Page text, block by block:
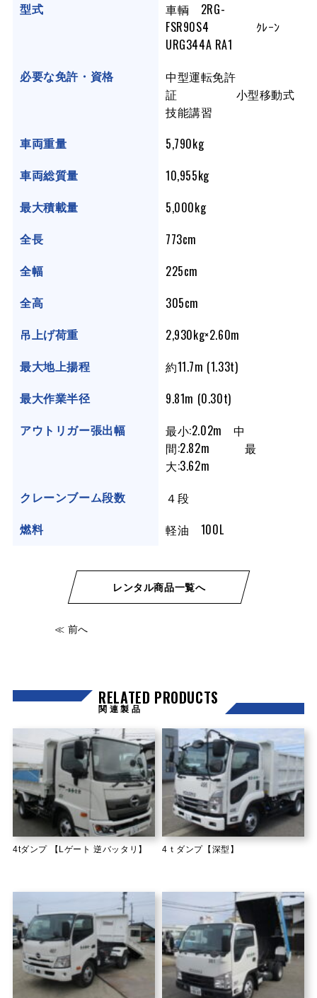
型式
車輌 2RG-
FSR90S4 ｸﾚｰﾝ
URG344A RA1
必要な免許・資格
中型運転免許
証 小型移動式
技能講習
車両重量 5,790kg
車両総質量 10,955kg
最大積載量 5,000kg
全長 773cm
全幅 225cm
全高 305cm
吊上げ荷重 2,930kg×2.60m
最大地上揚程 約11.7m (1.33t)
最大作業半径 9.81m (0.30t)
アウトリガー張出幅
最小:2.02m 中
間:2.82m 最
大:3.62m
クレーンブーム段数 ４段
燃料 軽油 100L
≪ 前へ
レンタル商品一覧へ
RELATED PRODUCTS
関連製品
4tダンプ 【Lゲート 逆バッタリ】 4ｔダンプ【深型】